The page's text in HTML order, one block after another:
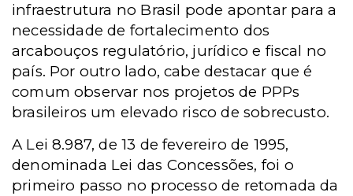
infraestrutura no Brasil pode apontar para a
necessidade de fortalecimento dos
arcabouços regulatório, jurídico e fiscal no
país. Por outro lado, cabe destacar que é
comum observar nos projetos de PPPs
brasileiros um elevado risco de sobrecusto.
A Lei 8.987, de 13 de fevereiro de 1995,
denominada Lei das Concessões, foi o
primeiro passo no processo de retomada da